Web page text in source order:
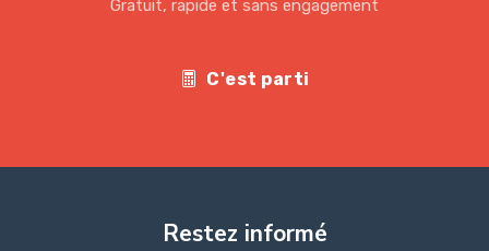
Gratuit, rapide et sans engagement
C'est parti
Restez informé